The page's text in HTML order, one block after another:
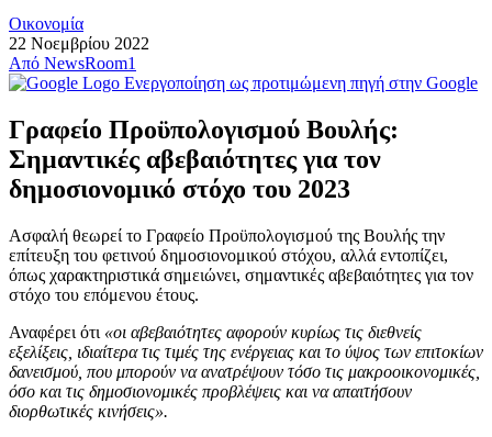
Οικονομία
22 Νοεμβρίου 2022
Από NewsRoom1
Ενεργοποίηση ως προτιμώμενη πηγή στην Google
Γραφείο Προϋπολογισμού Βουλής:
Σημαντικές αβεβαιότητες για τον
δημοσιονομικό στόχο του 2023
Ασφαλή θεωρεί το Γραφείο Προϋπολογισμού της Βουλής την
επίτευξη του φετινού δημοσιονομικού στόχου, αλλά εντοπίζει,
όπως χαρακτηριστικά σημειώνει, σημαντικές αβεβαιότητες για τον
στόχο του επόμενου έτους.
Αναφέρει ότι «οι αβεβαιότητες αφορούν κυρίως τις διεθνείς
εξελίξεις, ιδιαίτερα τις τιμές της ενέργειας και το ύψος των επιτοκίων
δανεισμού, που μπορούν να ανατρέψουν τόσο τις μακροοικονομικές,
όσο και τις δημοσιονομικές προβλέψεις και να απαιτήσουν
διορθωτικές κινήσεις».